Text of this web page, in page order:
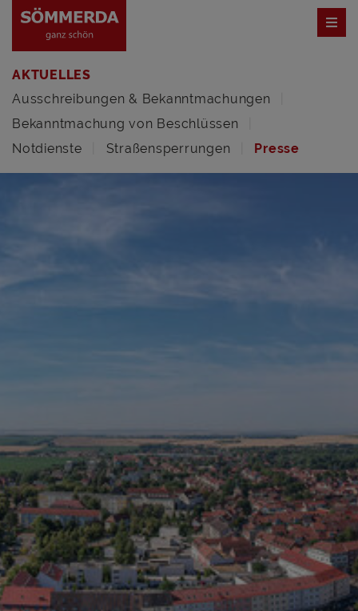
AKTUELLES
Ausschreibungen & Bekanntmachungen
Bekanntmachung von Beschlüssen
Notdienste
Straßensperrungen Presse